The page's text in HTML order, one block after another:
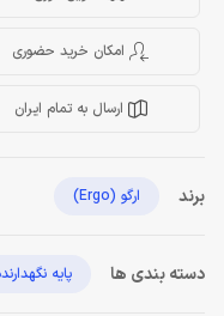
امکان خرید حضوری
ارسال به تمام ایران
برند ارگو (Ergo)
دسته بندی ها پایه